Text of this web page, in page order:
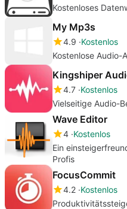
Kostenloses
My Mp3s
4.9 Kostenlos
Kostenlose
Kingshiper
4.7 Kostenlos
Vielseitige Audio-
Wave Editor
4 Kostenlos
Ein
Profis
FocusCommit
4.2 Kostenlos